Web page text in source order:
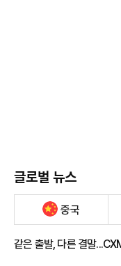
글로벌 뉴스
중국
같은 출발, 다른 결말